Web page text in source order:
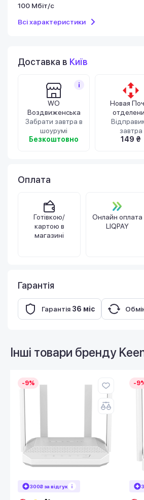
100 Мбіт/с
Всі характеристики
Доставка в Київ
WO
Воздвиженська
Забрати завтра в
шоурумі
Безкоштовно
Новая
завтра
149 ₴
Оплата
Готівкою/
картою в
магазині
Онлайн оплата
LIQPAY
Гарантія
Гарантія 36 міс
Інші товари бренду
-9%
300₴ за відгук
-